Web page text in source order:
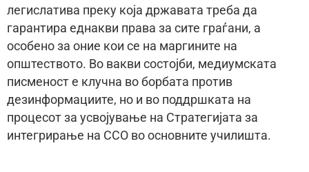
легислатива преку која државата треба да
гарантира еднакви права за сите граѓани, а
особено за оние кои се на маргините на
општеството. Во вакви состојби, медиумската
писменост е клучна во борбата против
дезинформациите, но и во поддршката на
процесот за усвојување на Стратегијата за
интегрирање на ССО во основните училишта.